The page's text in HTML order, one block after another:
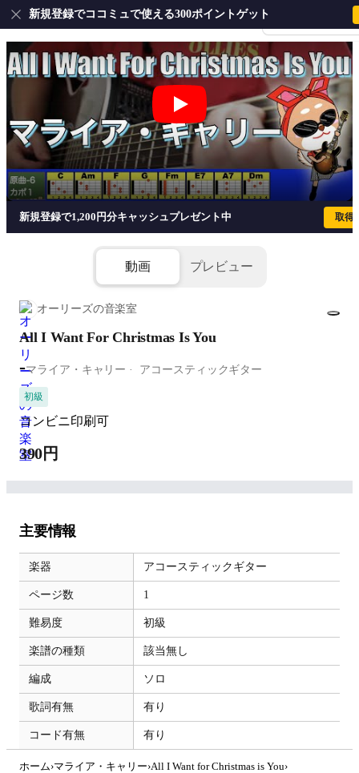
会員登録・ログイ
新規登録でココミュで使える300ポイントゲット
All I Want For Christmas Is You - マ
新規登録で1,200円分キャッシュプレゼント中 取得
動画 プレビュー
オーリーズの音楽室
All I Want For Christmas Is You
-マライア・キャリー アコースティックギター
初級
コンビニ印刷可
390円
主要情報
楽器 アコースティックギター
ページ数 1
難易度 初級
楽譜の種類 該当無し
編成 ソロ
歌詞有無 有り
コード有無 有り
ホーム›マライア・キャリー›All I Want for Christmas is You›